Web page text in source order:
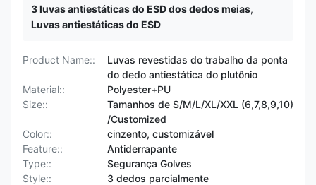
3 luvas antiestáticas do ESD dos dedos meias,
Luvas antiestáticas do ESD
Product Name::
Luvas revestidas do trabalho da ponta
do dedo antiestática do plutônio
Material::
Polyester+PU
Size::
Tamanhos de S/M/L/XL/XXL (6,7,8,9,10)
/Customized
Color::
cinzento, customizável
Feature::
Antiderrapante
Type::
Segurança Golves
Style::
3 dedos parcialmente